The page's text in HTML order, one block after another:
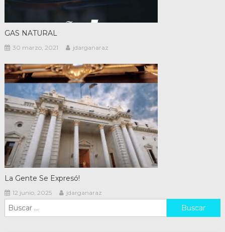
GAS NATURAL
30 marzo, 2021 jdarganaraz
La Gente Se Expresó!
12 junio, 2025 jdarganaraz
Buscar: